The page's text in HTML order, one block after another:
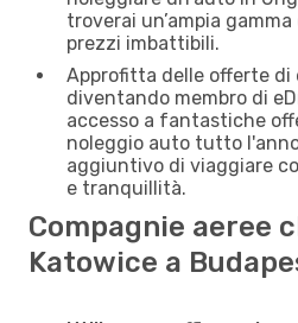
troverai un’ampia
prezzi imbattibili.
Approfitta delle offerte di
diventando membro di
accesso a fantastiche
noleggio auto tutto
aggiuntivo di viaggiare
e tranquillità.
Compagnie aeree
Katowice a